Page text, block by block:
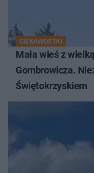
CIEKAWOSTKI
Mała wieś z
Gombrowicza.
Świętokrzyskiem